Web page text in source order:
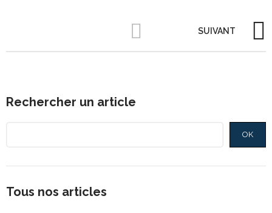
SUIVANT
Rechercher un article
OK
Tous nos articles